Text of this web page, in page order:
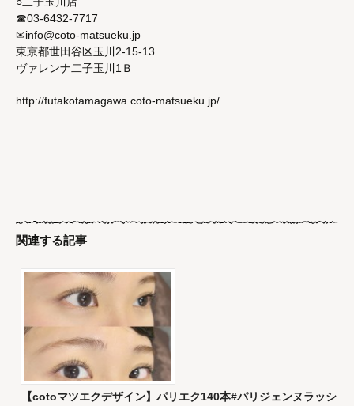
☎03-6432-7717
✉info@coto-matsueku.jp
東京都世田谷区玉川2-15-13
ヴァレンナ二子玉川1Ｂ
http://futakotamagawa.coto-matsueku.jp/
関連する記事
【cotoマツエクデザイン】パリエク140本#パリジェンヌラッシ